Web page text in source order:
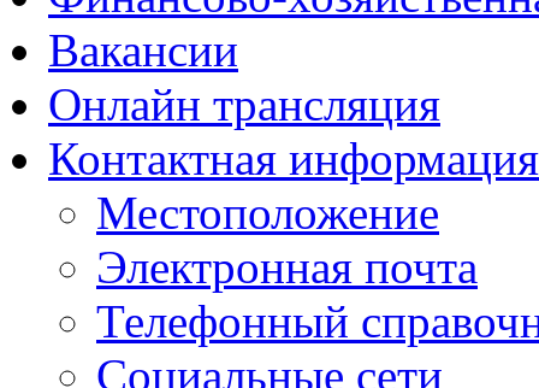
Вакансии
Онлайн трансляция
Контактная информация
Местоположение
Электронная почта
Телефонный
Социальные сети